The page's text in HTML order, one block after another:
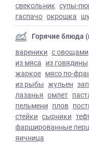
свекольник супы-
гаспачо окрошка
Горячие блюда
вареники с овощами
из мяса из говядины
жаркое мясо по-
из рыбы жульен
лазанья омлет
пельмени плов
стейки сырники
фаршированные
яичница